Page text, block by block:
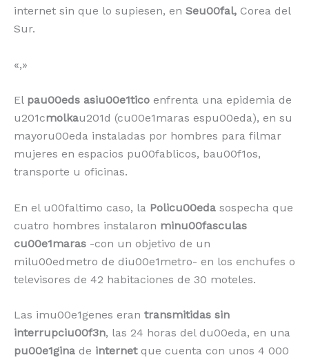
internet sin que lo supiesen, en Seu00fal, Corea del
Sur.
«,»
El pau00eds asiu00e1tico enfrenta una epidemia de
u201cmolkau201d (cu00e1maras espu00eda), en su
mayoru00eda instaladas por hombres para filmar
mujeres en espacios pu00fablicos, bau00f1os,
transporte u oficinas.
En el u00faltimo caso, la Policu00eda sospecha que
cuatro hombres instalaron minu00fasculas
cu00e1maras -con un objetivo de un
milu00edmetro de diu00e1metro- en los enchufes o
televisores de 42 habitaciones de 30 moteles.
Las imu00e1genes eran transmitidas sin
interrupciu00f3n, las 24 horas del du00eda, en una
pu00e1gina de internet que cuenta con unos 4 000